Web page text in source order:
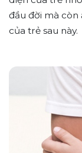
đầu đời mà
của trẻ sau này.